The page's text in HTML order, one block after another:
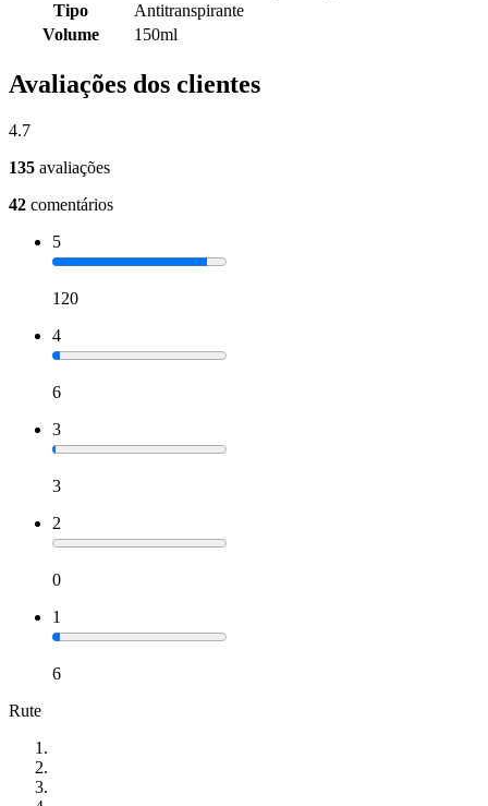
Tipo
Antitranspirante
Volume
150ml
Avaliações dos clientes
4.7
135 avaliações
42 comentários
5
120
4
6
3
3
2
0
1
6
Rute